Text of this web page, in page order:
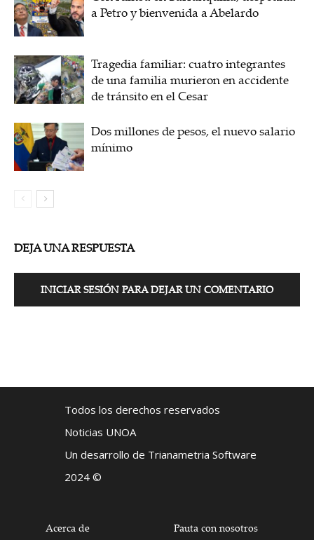
a Petro y bienvenida a Abelardo
Tragedia familiar: cuatro integrantes
de una familia murieron en accidente
de tránsito en el Cesar
Dos millones de pesos, el nuevo salario
mínimo
DEJA UNA RESPUESTA
INICIAR SESIÓN PARA DEJAR UN COMENTARIO
Todos los derechos reservados
Noticias UNOA
Un desarrollo de Trianametria Software
2024 ©
Acerca de Pauta con nosotros